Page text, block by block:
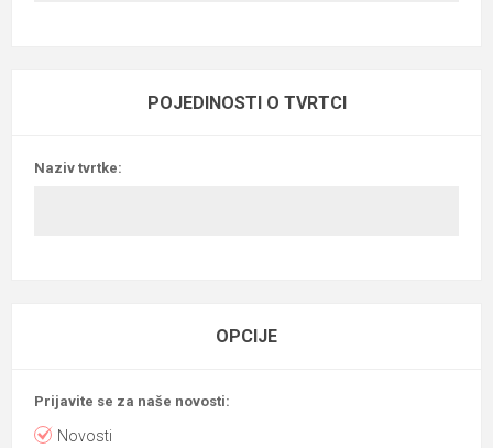
POJEDINOSTI O TVRTCI
Naziv tvrtke:
OPCIJE
Prijavite se za naše novosti:
Novosti